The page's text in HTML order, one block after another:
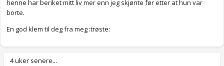
henne har beriket mitt liv mer enn jeg skjønte før etter at hun var
borte.
En god klem til deg fra meg :trøste:
4 uker senere...